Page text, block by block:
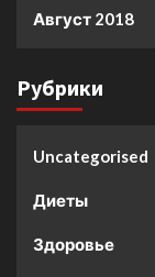
Август 2018
Рубрики
Uncategorised
Диеты
Здоровье